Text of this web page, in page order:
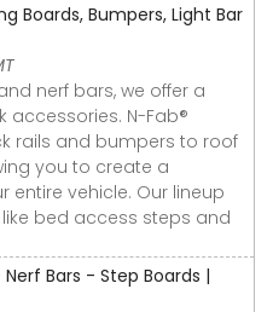
Boards, Bumpers, Light Bar
nerf bars, we offer a
N-Fab®
rails and bumpers to roof
you to create a
vehicle. Our lineup
bed access steps and
Bars - Step Boards |